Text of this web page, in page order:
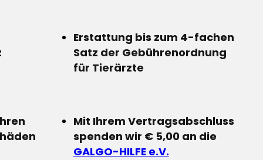
Erstattung bis zum 4-fachen
Satz der Gebührenordnung
für Tierärzte
Mit Ihrem Vertragsabschluss
spenden wir € 5,00 an die
GALGO-HILFE e.V.